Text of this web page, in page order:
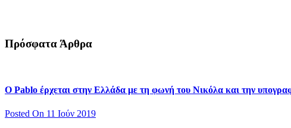
Πρόσφατα Άρθρα
Ο Pablo έρχεται στην Ελλάδα με τη φωνή του Νικόλα και την
Posted On 11 Ιούν 2019